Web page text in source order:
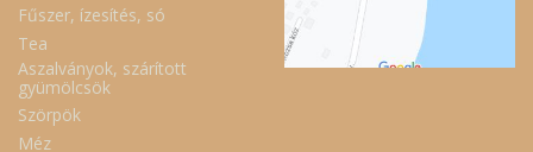
Fűszer, ízesítés, só
Tea
Aszalványok, szárított
gyümölcsök
Szörpök
Méz